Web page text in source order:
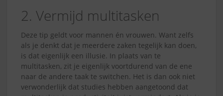
2. Vermijd multitasken
Deze tip geldt voor mannen én vrouwen. Want zelfs
als je denkt dat je meerdere zaken tegelijk kan doen,
is dat eigenlijk een illusie. In plaats van te
multitasken, zit je eigenlijk voortdurend van de ene
naar de andere taak te switchen. Het is dan ook niet
verwonderlijk dat studies hebben aangetoond dat